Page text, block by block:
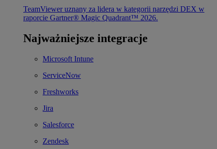
TeamViewer uznany za lidera w kategorii narzędzi DEX w
raporcie Gartner® Magic Quadrant™ 2026.
Najważniejsze integracje
Microsoft Intune
ServiceNow
Freshworks
Jira
Salesforce
Zendesk